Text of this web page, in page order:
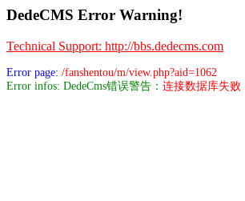
DedeCMS Error Warning!
Technical Support: http://bbs.dedecms.com
Error page: /fanshentou/m/view.php?aid=1062
Error infos: DedeCms错误警告： 连接数据库失败